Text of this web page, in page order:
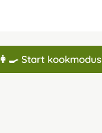
👩‍🍳 Start kookmodus